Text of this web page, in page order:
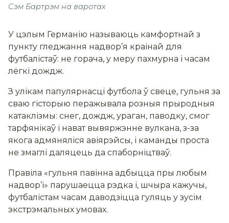
Сэм Бартрэм на варотах
У цэлым Германію называюць камфортнай з
пункту гледжання надвор’я краінай для
футбалістаў: не горача, у меру пахмурна і часам
лёгкі дождж.
З улікам папулярнасці футбола ў свеце, гульня за
сваю гісторыю перажывала розныя прыродныя
катаклізмы: снег, дождж, ураган, паводку, смог
тарфянікаў і нават вывяржэнне вулкана, з-за
якога адмяняліся авіярэйсы, і каманды проста
не змаглі даляцець да спаборніцтваў.
Правіла «гульня павінна адбыцца пры любым
надвор’і» парушаецца рэдка і, шчыра кажучы,
футбалістам часам даводзіцца гуляць у зусім
экстрэмальных умовах.